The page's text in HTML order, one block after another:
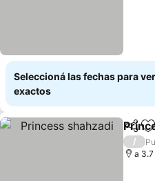
Seleccioná las fechas para
exactos
/
a